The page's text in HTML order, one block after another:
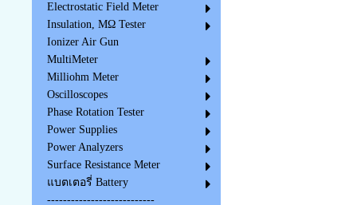
Electrostatic Field Meter
Insulation, MΩ Tester
Ionizer Air Gun
MultiMeter
Milliohm Meter
Oscilloscopes
Phase Rotation Tester
Power Supplies
Power Analyzers
Surface Resistance Meter
แบตเตอรี่ Battery
---------------------------